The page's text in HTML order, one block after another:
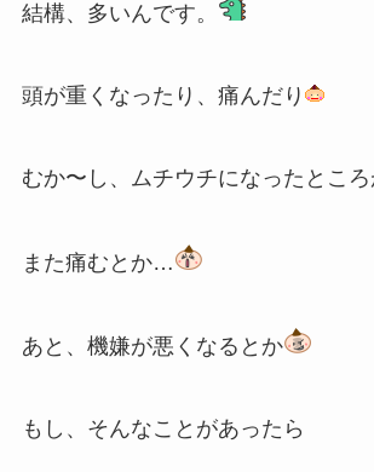
結構、多いんです。
頭が重くなったり、痛んだり
むか〜し、ムチウチになったとこ
また痛むとか…
あと、機嫌が悪くなるとか
もし、そんなことがあったら